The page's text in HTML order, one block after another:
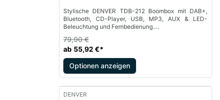
Stylische DENVER TDB-212 Boombox mit DAB+,
Bluetooth, CD-Player, USB, MP3, AUX & LED-
Beleuchtung und Fernbedienung.
Musikgenuss und Lichteffekte überall!
ab 55,92 €*
79,90 €
Optionen anzeigen
DENVER